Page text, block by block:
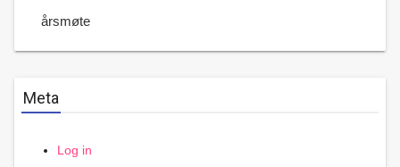
årsmøte
Meta
Log in